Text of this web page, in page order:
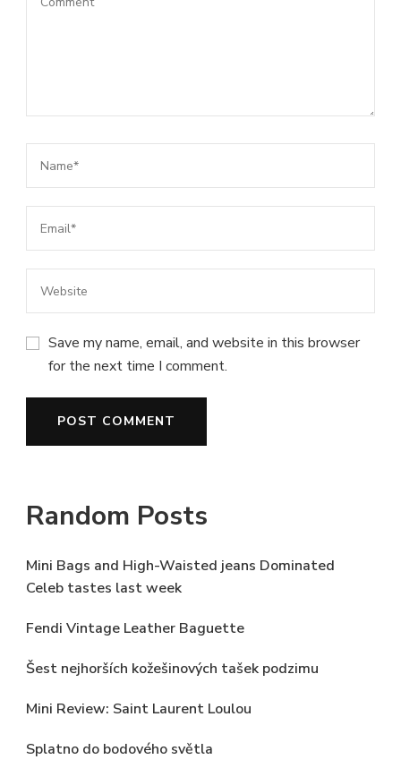
Save my name, email, and website in this browser
for the next time I comment.
Random Posts
Mini Bags and High-Waisted jeans Dominated
Celeb tastes last week
Fendi Vintage Leather Baguette
Šest nejhorších kožešinových tašek podzimu
Mini Review: Saint Laurent Loulou
Splatno do bodového světla